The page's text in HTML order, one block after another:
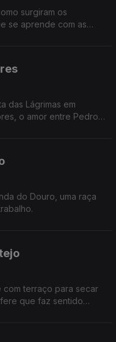
surgiram os
se aprende com as
das Lágrimas em
o amor entre Pedro e
do Douro, uma raça
com terraço para secar
que faz sentido